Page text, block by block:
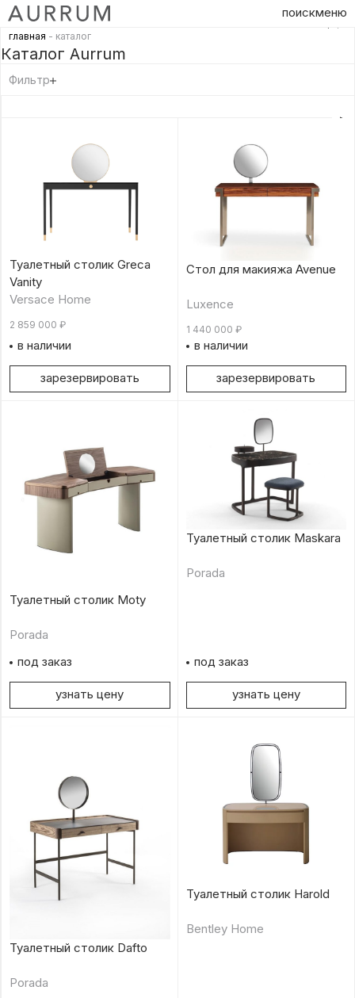
поискменю
главная - каталог
Каталог Aurrum
Фильтр
Туалетный столик Greca
Vanity
Versace Home
2 859 000 ₽
в наличии
зарезервировать
Стол для макияжа Avenue
Luxence
1 440 000 ₽
в наличии
зарезервировать
Туалетный столик Moty
Porada
под заказ
узнать цену
Туалетный столик Maskara
Porada
под заказ
узнать цену
Туалетный столик Dafto
Porada
Туалетный столик Harold
Bentley Home